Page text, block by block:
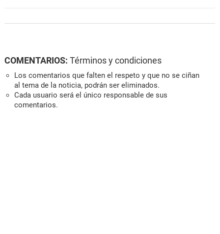
COMENTARIOS: Términos y condiciones
Los comentarios que falten el respeto y que no se ciñan
al tema de la noticia, podrán ser eliminados.
Cada usuario será el único responsable de sus
comentarios.